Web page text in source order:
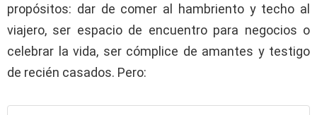
propósitos: dar de comer al hambriento y techo al
viajero, ser espacio de encuentro para negocios o
celebrar la vida, ser cómplice de amantes y testigo
de recién casados. Pero: